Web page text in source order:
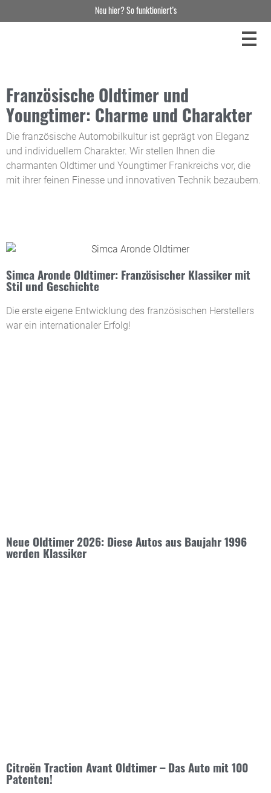
Französische Oldtimer und
Youngtimer: Charme und Charakter
Die französische Automobilkultur ist geprägt von Eleganz
und individuellem Charakter. Wir stellen Ihnen die
charmanten Oldtimer und Youngtimer Frankreichs vor, die
mit ihrer feinen Finesse und innovativen Technik bezaubern.
Simca Aronde Oldtimer: Französischer Klassiker mit
Stil und Geschichte
Die erste eigene Entwicklung des französischen Herstellers
war ein internationaler Erfolg!
Neue Oldtimer 2026: Diese Autos aus Baujahr 1996
werden Klassiker
Citroën Traction Avant Oldtimer – Das Auto mit 100
Patenten!
Neu hier? So funktioniert’s